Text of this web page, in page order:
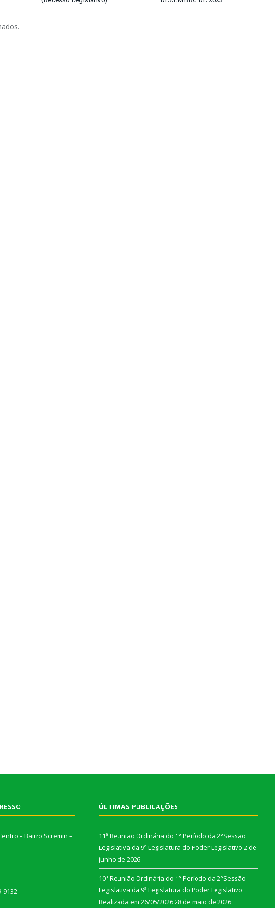
– Bairro Scremin –
9132
ÚLTIMAS PUBLICAÇÕES
11ª Reunião Ordinária do 1° Período da 2°Sessão
Legislativa da 9ª Legislatura do Poder Legislativo 2 de
junho de 2026
10ª Reunião Ordinária do 1° Período da 2°Sessão
Legislativa da 9ª Legislatura do Poder Legislativo
Realizada em 26/05/202628 de maio de 2026